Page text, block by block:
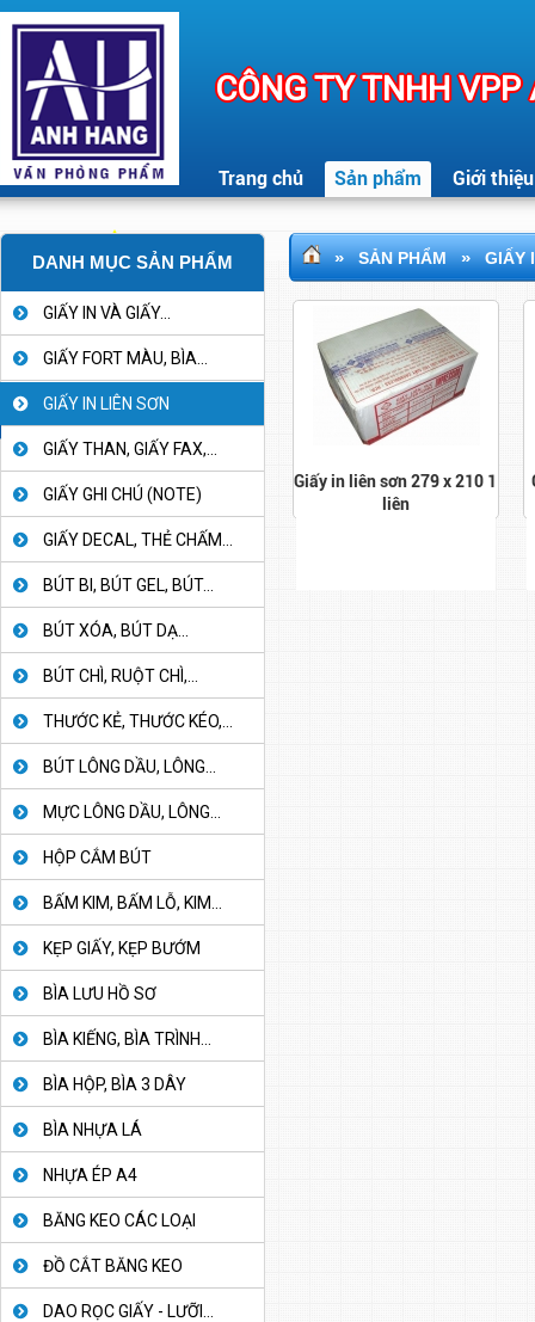
CÔNG TY TNHH
Trang chủ Sản phẩm Giới thiệu
DANH MỤC SẢN PHẨM
GIẤY IN VÀ GIẤY...
GIẤY FORT MÀU, BÌA...
GIẤY IN LIÊN SƠN
GIẤY THAN, GIẤY FAX,...
GIẤY GHI CHÚ (NOTE)
GIẤY DECAL, THẺ CHẤM...
BÚT BI, BÚT GEL, BÚT...
BÚT XÓA, BÚT DẠ...
BÚT CHÌ, RUỘT CHÌ,...
THƯỚC KẺ, THƯỚC KÉO,...
BÚT LÔNG DẦU, LÔNG...
MỰC LÔNG DẦU, LÔNG...
HỘP CẮM BÚT
BẤM KIM, BẤM LỖ, KIM...
KẸP GIẤY, KẸP BƯỚM
BÌA LƯU HỒ SƠ
BÌA KIẾNG, BÌA TRÌNH...
BÌA HỘP, BÌA 3 DÂY
BÌA NHỰA LÁ
NHỰA ÉP A4
BĂNG KEO CÁC LOẠI
ĐỒ CẮT BĂNG KEO
DAO RỌC GIẤY - LƯỠI...
» SẢN PHẨM » GIẤY
Giấy in liên sơn 279 x 210 1
liên